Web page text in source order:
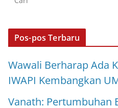
Pos-pos Terbaru
Wawali Berharap Ada
IWAPI Kembangkan
Vanath: Pertumbuhan